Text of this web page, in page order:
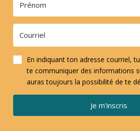
En indiquant ton adresse courriel,
te communiquer des informations
auras toujours la possibilité de te
Je m'inscris